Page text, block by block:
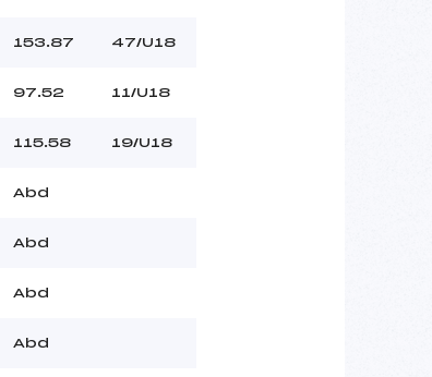
153.87 47/U18
97.52 11/U18
115.58 19/U18
Abd
Abd
Abd
Abd